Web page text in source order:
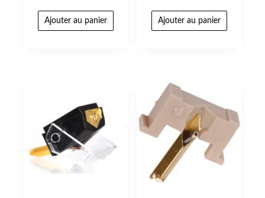
Ajouter au panier Ajouter au panier